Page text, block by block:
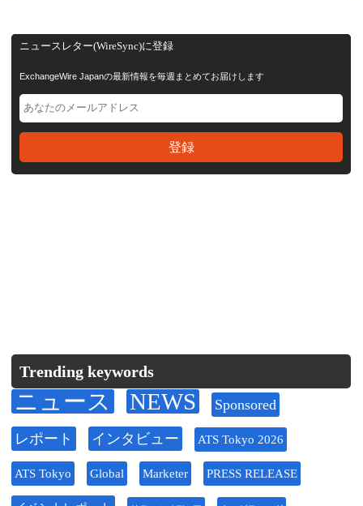
ニュースレター(WireSync)に登録
ExchangeWire Japanの最新情報を毎週まとめてお届けします
Trending keywords
ニュース NEWS Sponsored
レポート インタビュー ATS Tokyo 2026
ATS Tokyo Global Marketer PRESS RELEASE